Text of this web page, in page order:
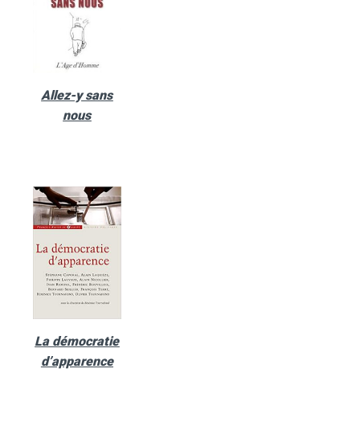
Allez-y sans
nous
La démocratie
d’apparence